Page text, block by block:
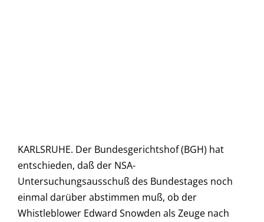
KARLSRUHE. Der Bundesgerichtshof (BGH) hat
entschieden, daß der NSA-
Untersuchungsausschuß des Bundestages noch
einmal darüber abstimmen muß, ob der
Whistleblower Edward Snowden als Zeuge nach